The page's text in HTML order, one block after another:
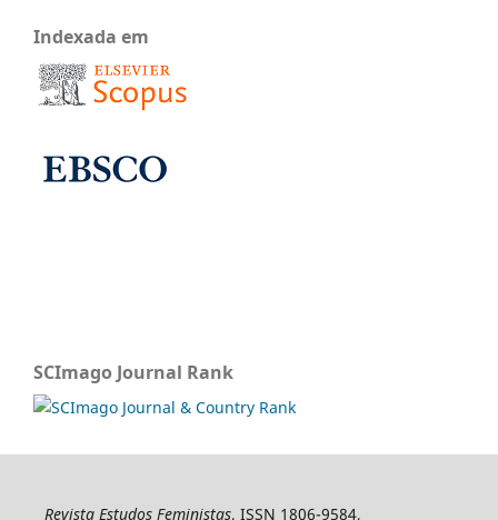
Indexada em
SCImago Journal Rank
Revista Estudos Feministas, ISSN 1806-9584,